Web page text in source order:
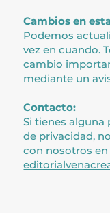
Cambios en
Podemos
vez en cuando.
cambio
mediante un
Contacto:
Si tienes
de privacidad,
con nosotros en